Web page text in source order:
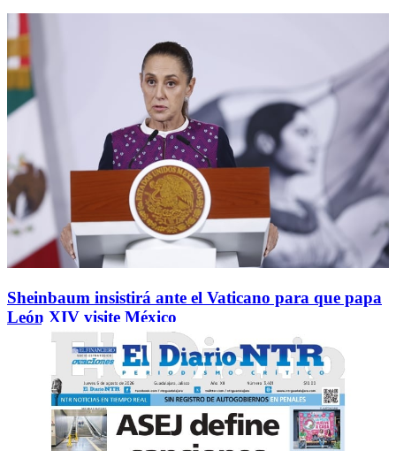
Sheinbaum insistirá ante el Vaticano para que papa
León XIV visite México